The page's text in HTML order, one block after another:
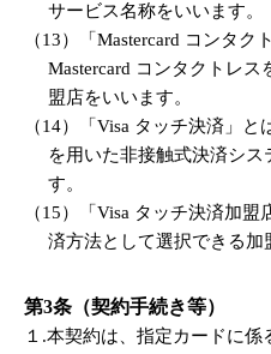
サービス名称をいいます。
（13）「Mastercard コンタク
Mastercard コンタクトレ
盟店をいいます。
（14）「Visa タッチ決済」
を用いた非接触式決済シ
す。
（15）「Visa タッチ決済加
済方法として選択できる加
第3条（契約手続き等）
１.本契約は、指定カードに